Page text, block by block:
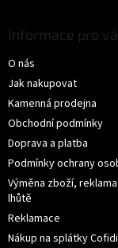
Informace pro
O nás
Jak nakupovat
Kamenná prodejna
Obchodní podmínky
Doprava a platba
Podmínky ochrany
Výměna zboží,
lhůtě
Reklamace
Nákup na splátky